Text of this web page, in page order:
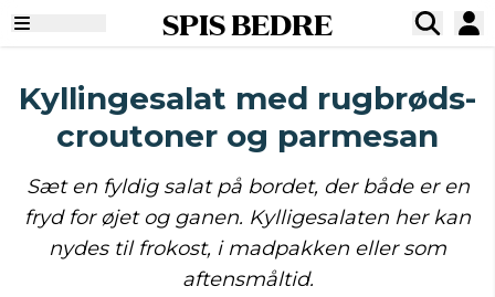
SPIS BEDRE
Kyllingesalat med rugbrøds-
croutoner og parmesan
Sæt en fyldig salat på bordet, der både er en
fryd for øjet og ganen. Kylligesalaten her kan
nydes til frokost, i madpakken eller som
aftensmåltid.